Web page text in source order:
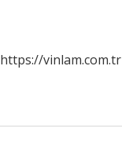
https://vinlam.com.tr